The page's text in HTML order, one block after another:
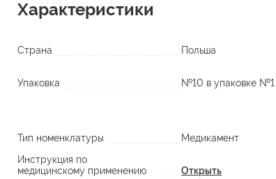
Характеристики
Страна Польша
Упаковка №10 в упаковке №1
Тип номенклатуры Медикамент
Инструкция по
медицинскому применению
Открыть